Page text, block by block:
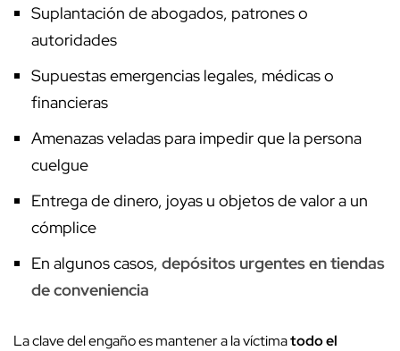
Suplantación de abogados, patrones o
autoridades
Supuestas emergencias legales, médicas o
financieras
Amenazas veladas para impedir que la persona
cuelgue
Entrega de dinero, joyas u objetos de valor a un
cómplice
En algunos casos, depósitos urgentes en tiendas
de conveniencia
La clave del engaño es mantener a la víctimatodo el